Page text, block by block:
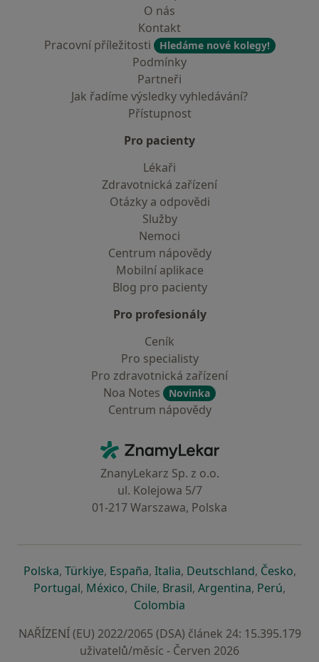
O nás
Kontakt
Pracovní příležitosti
Hledáme nové kolegy!
Podmínky
Partneři
Jak řadíme výsledky vyhledávání?
Přístupnost
Pro pacienty
Lékaři
Zdravotnická zařízení
Otázky a odpovědi
Služby
Nemoci
Centrum nápovědy
Mobilní aplikace
Blog pro pacienty
Pro profesionály
Ceník
Pro specialisty
Pro zdravotnická zařízení
Noa Notes
Novinka
Centrum nápovědy
ZnamyLekar - Hlavní stránka
ZnanyLekarz Sp. z o.o.
ul. Kolejowa 5/7
01-217 Warszawa, Polska
Polskase otevře v nové záložce
, Türkiyese otevře v nové záložce
, Españase otevře v nové záložce
, Italiase otevře v nové záložce
, Deutschlandse otevře v
, Českose
,
Portugalse otevře v nové záložce
, Méxicose otevře v nové záložce
, Chilese otevře v nové záložce
, Brasilse otevře v nové
, Argentinase otevře v
, Perúse
,
Colombia
NAŘÍZENÍ (EU) 2022/2065 (DSA) článek 24: 15.395.179
uživatelů/měsíc - Červen 2026